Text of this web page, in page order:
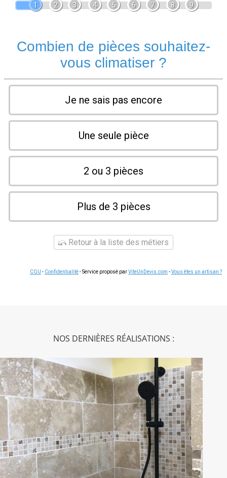
1 2 3 4 5 6 7 8 9
Combien de pièces souhaitez-
vous climatiser ?
Je ne sais pas encore
Une seule pièce
2 ou 3 pièces
Plus de 3 pièces
Retour à la liste des métiers
CGU - Confidentialité- Service proposé parViteUnDevis.com -Vous êtes un artisan ?
NOS DERNIÈRES RÉALISATIONS :